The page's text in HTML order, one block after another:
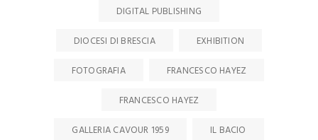
DIGITAL PUBLISHING
DIOCESI DI BRESCIA
EXHIBITION
FOTOGRAFIA
FRANCESCO HAYEZ
FRANCESCO HAYEZ
GALLERIA CAVOUR 1959
IL BACIO